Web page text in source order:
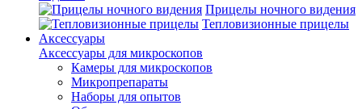
Прицелы ночного видения
Тепловизионные прицелы
Аксессуары
Аксессуары для микроскопов
Камеры для микроскопов
Микропрепараты
Наборы для опытов